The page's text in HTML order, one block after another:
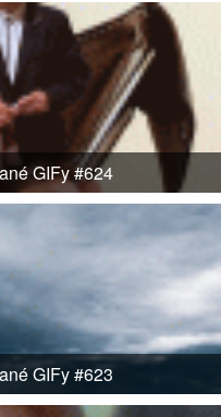
GIFy #624
GIFy #623